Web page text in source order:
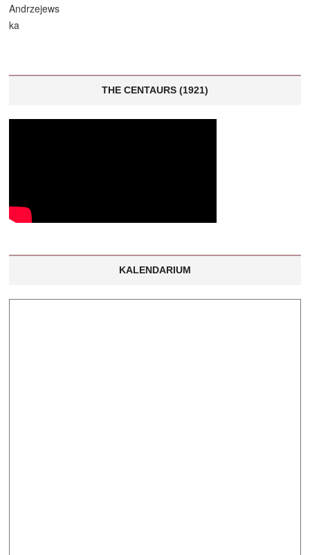
THE CENTAURS (1921)
KALENDARIUM